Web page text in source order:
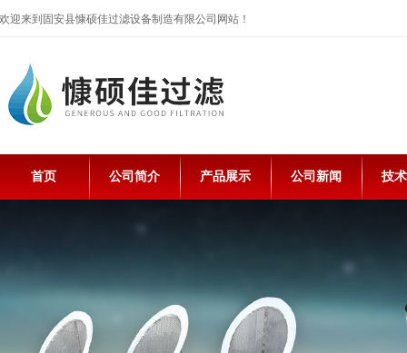
欢迎来到固安县慷硕佳过滤设备制造有限公司网站！
首页 公司简介 产品展示 公司新闻 技